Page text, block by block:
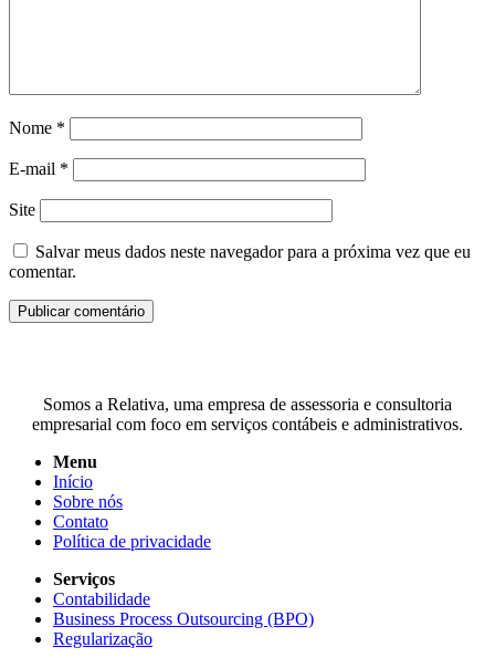
Nome *
E-mail *
Site
Salvar meus dados neste navegador para a próxima vez que eu
comentar.
Somos a Relativa, uma empresa de assessoria e consultoria
empresarial com foco em serviços contábeis e administrativos.
Menu
Início
Sobre nós
Contato
Política de privacidade
Serviços
Contabilidade
Business Process Outsourcing (BPO)
Regularização